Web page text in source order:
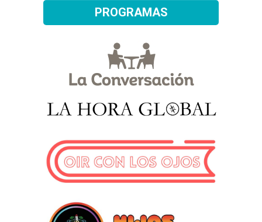
PROGRAMAS